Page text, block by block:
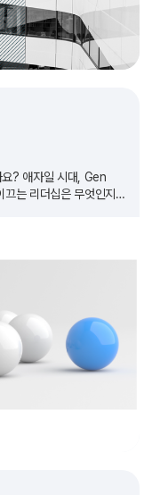
Gen
는 리더십은 무엇인지